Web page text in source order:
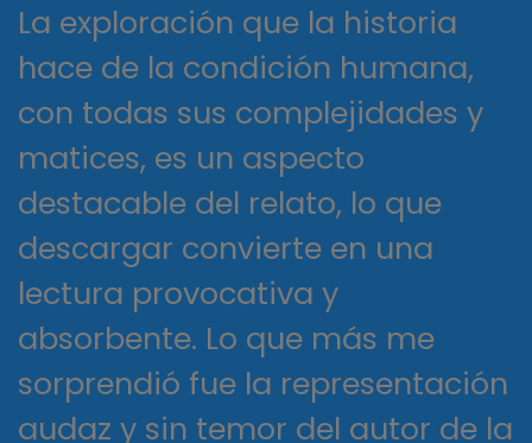
La exploración que la historia
hace de la condición humana,
con todas sus complejidades y
matices, es un aspecto
destacable del relato, lo que
descargar convierte en una
lectura provocativa y
absorbente. Lo que más me
sorprendió fue la representación
audaz y sin temor del autor de la